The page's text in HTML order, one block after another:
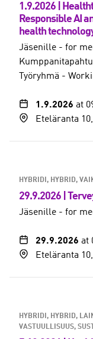
1.9.2026 |
Responsible AI
health
Jäsenille - for
Työryhmä -
1.9.2026 at
Eteläranta
HYBRIDI, HYBRID
29.9.2026 |
Jäsenille - for
29.9.2026 at
Eteläranta
HYBRIDI, HYBRID
VASTUULLISUUS,